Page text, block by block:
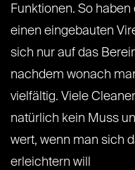
Funktionen. So
einen eingebauten
sich nur auf das
nachdem wonach
vielfältig. Viele
natürlich kein Muss
wert, wenn man sich
erleichtern will